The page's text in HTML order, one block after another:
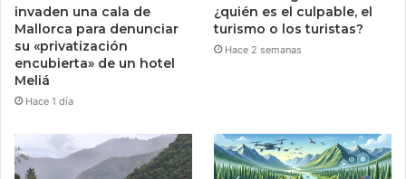
invaden una cala de
Mallorca para denunciar
su «privatización
encubierta» de un hotel
Meliá
Hace 1 día
¿quién es el culpable, el
turismo o los turistas?
Hace 2 semanas